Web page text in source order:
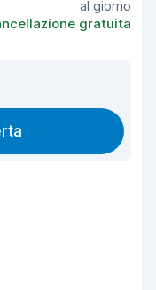
al giorno
gratuita